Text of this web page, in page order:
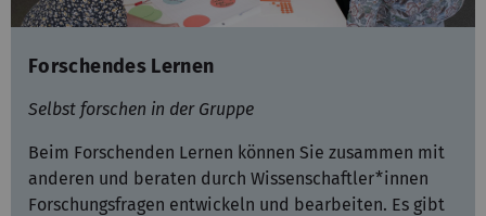
Forschendes Lernen
Selbst forschen in der Gruppe
Beim Forschenden Lernen können Sie zusammen mit
anderen und beraten durch Wissenschaftler*innen
Forschungsfragen entwickeln und bearbeiten. Es gibt